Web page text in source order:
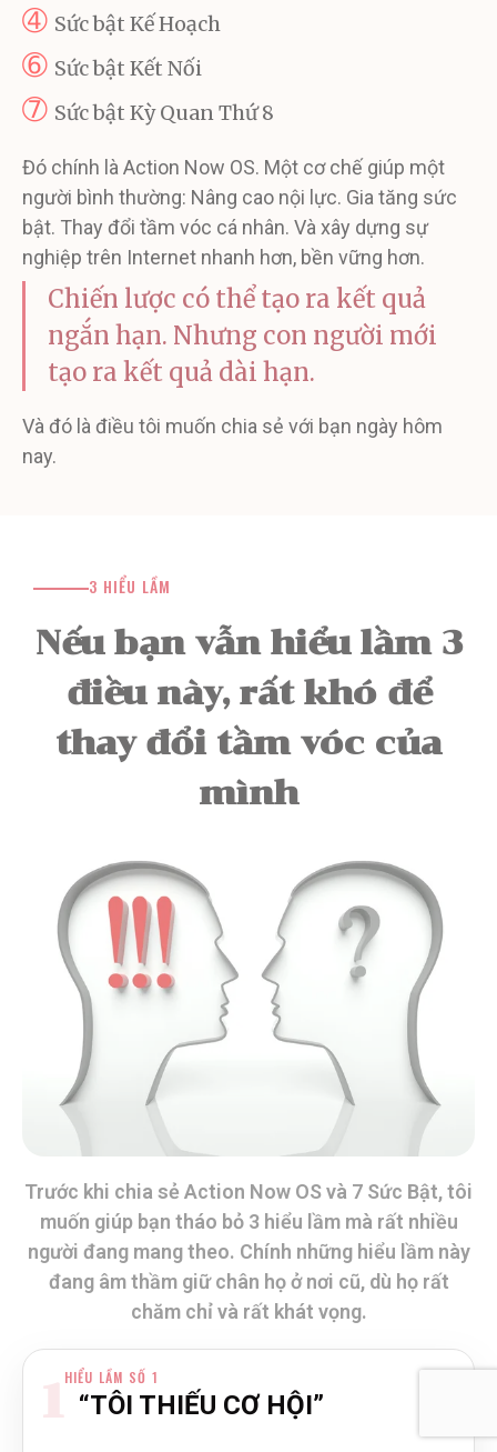
➃ Sức bật Kế Hoạch
➅ Sức bật Kết Nối
➆ Sức bật Kỳ Quan Thứ 8
Đó chính là Action Now OS. Một cơ chế giúp một
người bình thường: Nâng cao nội lực. Gia tăng sức
bật. Thay đổi tầm vóc cá nhân. Và xây dựng sự
nghiệp trên Internet nhanh hơn, bền vững hơn.
Chiến lược có thể tạo ra kết quả
ngắn hạn. Nhưng con người mới
tạo ra kết quả dài hạn.
Và đó là điều tôi muốn chia sẻ với bạn ngày hôm
nay.
3 HIỂU LẦM
Nếu bạn vẫn hiểu lầm 3
điều này, rất khó để
thay đổi tầm vóc của
mình
Trước khi chia sẻ Action Now OS và 7 Sức Bật, tôi
muốn giúp bạn tháo bỏ 3 hiểu lầm mà rất nhiều
người đang mang theo. Chính những hiểu lầm này
đang âm thầm giữ chân họ ở nơi cũ, dù họ rất
chăm chỉ và rất khát vọng.
HIỂU LẦM SỐ 1
“TÔI THIẾU CƠ HỘI”